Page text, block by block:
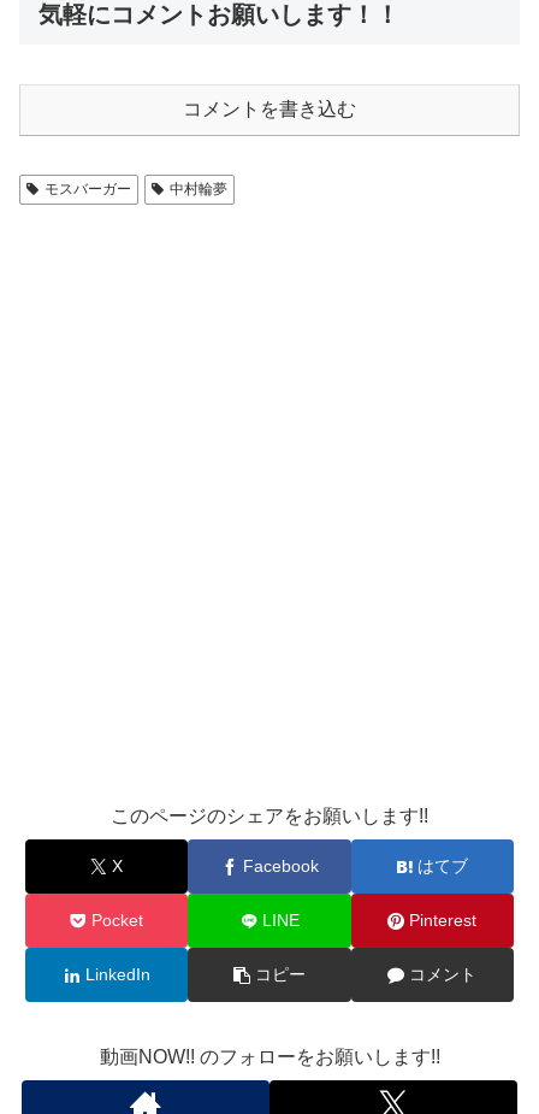
気軽にコメントお願いします！！
コメントを書き込む
モスバーガー 中村輪夢
このページのシェアをお願いします!!
X Facebook はてブ
Pocket LINE Pinterest
LinkedIn コピー コメント
動画NOW!! のフォローをお願いします!!